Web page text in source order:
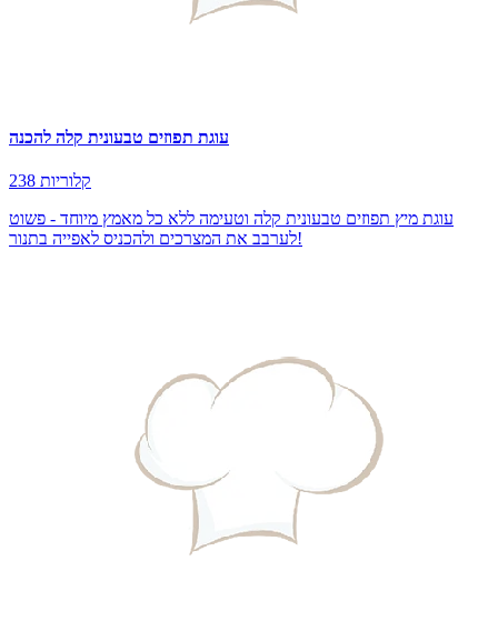
עוגת תפוזים טבעונית קלה להכנה
238 קלוריות
עוגת מיץ תפוזים טבעונית קלה וטעימה ללא כל מאמץ מיוחד - פשוט
לערבב את המצרכים ולהכניס לאפייה בתנור!